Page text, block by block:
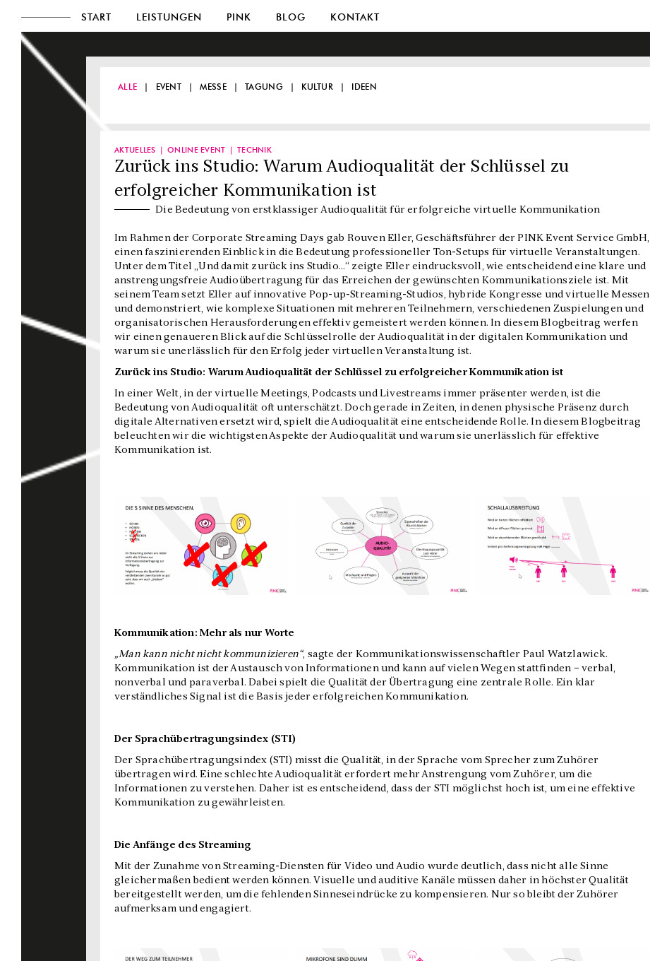
ALLE EVENT MESSE TAGUNG KULTUR IDEEN
AKTUELLES ONLINE EVENT TECHNIK
Zurück ins Studio: Warum Audioqualität der Schlüssel zu
erfolgreicher Kommunikation ist
Die Bedeutung von erstklassiger Audioqualität für erfolgreiche virtuelle Kommunikation
Im Rahmen der Corporate Streaming Days gab Rouven Eller, Geschäftsführer der PINK Event Service GmbH,
einen faszinierenden Einblick in die Bedeutung professioneller Ton-Setups für virtuelle Veranstaltungen.
Unter dem Titel „Und damit zurück ins Studio…“ zeigte Eller eindrucksvoll, wie entscheidend eine klare und
anstrengungsfreie Audioübertragung für das Erreichen der gewünschten Kommunikationsziele ist. Mit
seinem Team setzt Eller auf innovative Pop-up-Streaming-Studios, hybride Kongresse und virtuelle Messen
und demonstriert, wie komplexe Situationen mit mehreren Teilnehmern, verschiedenen Zuspielungen und
organisatorischen Herausforderungen effektiv gemeistert werden können. In diesem Blogbeitrag werfen
wir einen genaueren Blick auf die Schlüsselrolle der Audioqualität in der digitalen Kommunikation und
warum sie unerlässlich für den Erfolg jeder virtuellen Veranstaltung ist.
Zurück ins Studio: Warum Audioqualität der Schlüssel zu erfolgreicher Kommunikation ist
In einer Welt, in der virtuelle Meetings, Podcasts und Livestreams immer präsenter werden, ist die
Bedeutung von Audioqualität oft unterschätzt. Doch gerade in Zeiten, in denen physische Präsenz durch
digitale Alternativen ersetzt wird, spielt die Audioqualität eine entscheidende Rolle. In diesem Blogbeitrag
beleuchten wir die wichtigsten Aspekte der Audioqualität und warum sie unerlässlich für effektive
Kommunikation ist.
Kommunikation: Mehr als nur Worte
„Man kann nicht nicht kommunizieren“, sagte der Kommunikationswissenschaftler Paul Watzlawick.
Kommunikation ist der Austausch von Informationen und kann auf vielen Wegen stattfinden – verbal,
nonverbal und paraverbal. Dabei spielt die Qualität der Übertragung eine zentrale Rolle. Ein klar
verständliches Signal ist die Basis jeder erfolgreichen Kommunikation.
Der Sprachübertragungsindex (STI)
Der Sprachübertragungsindex (STI) misst die Qualität, in der Sprache vom Sprecher zum Zuhörer
übertragen wird. Eine schlechte Audioqualität erfordert mehr Anstrengung vom Zuhörer, um die
Informationen zu verstehen. Daher ist es entscheidend, dass der STI möglichst hoch ist, um eine effektive
Kommunikation zu gewährleisten.
Die Anfänge des Streaming
Mit der Zunahme von Streaming-Diensten für Video und Audio wurde deutlich, dass nicht alle Sinne
gleichermaßen bedient werden können. Visuelle und auditive Kanäle müssen daher in höchster Qualität
bereitgestellt werden, um die fehlenden Sinneseindrücke zu kompensieren. Nur so bleibt der Zuhörer
aufmerksam und engagiert.
START LEISTUNGEN PINK BLOG KONTAKT